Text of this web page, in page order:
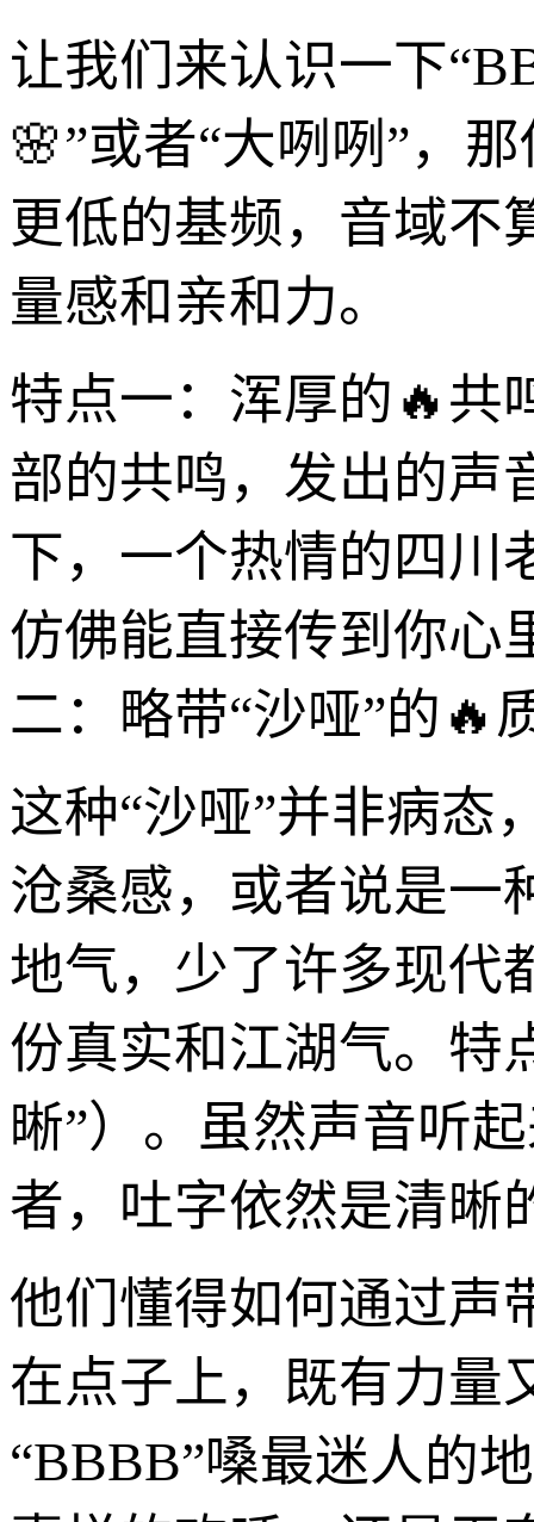
让我们来认识一下
🌸”或者“大咧咧”，
更低的基频，音域不
量感和亲和力。
特点一：浑厚的🔥共
部的共鸣，发出的声
下，一个热情的四川
仿佛能直接传到你心
二：略带“沙哑”的🔥
这种“沙哑”并非病态
沧桑感，或者说是一
地气，少了许多现代
份真实和江湖气。特
晰”）。虽然声音听
者，吐字依然是清晰
他们懂得如何通过声
在点子上，既有力量
“BBBB”嗓最迷人的